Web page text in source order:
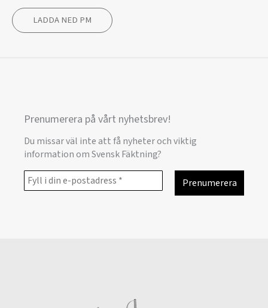
LADDA NED PM
Prenumerera på vårt nyhetsbrev!
Du missar väl inte att få nyheter och viktig
information om Svensk Fäktning?